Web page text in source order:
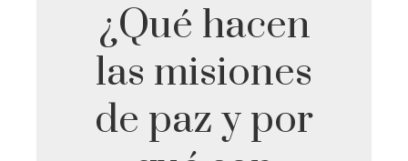
¿Qué hacen
las misiones
de paz y por